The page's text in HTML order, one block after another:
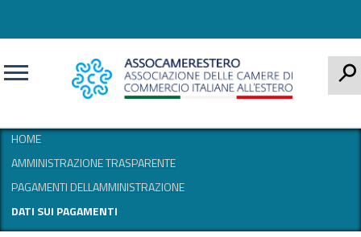
HOME
AMMINISTRAZIONE TRASPARENTE
PAGAMENTI DELLAMMINISTRAZIONE
DATI SUI PAGAMENTI